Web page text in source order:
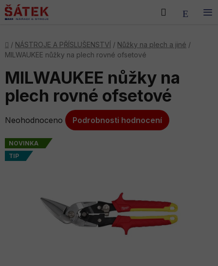
Přejít
na
Hledat
Domů
/ NÁSTROJE A PŘÍSLUŠENSTVÍ / Nůžky na plech a jiné /
MILWAUKEE nůžky na plech rovné ofsetové
MILWAUKEE nůžky na
plech rovné ofsetové
Průměrné
produktu
je
Neohodnoceno Podrobnosti hodnocení
NOVINKA
TIP